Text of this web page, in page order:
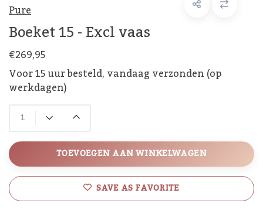
Pure
Boeket 15 - Excl vaas
€269,95
Voor 15 uur besteld, vandaag verzonden (op
werkdagen)
TOEVOEGEN AAN WINKELWAGEN
SAVE AS FAVORITE